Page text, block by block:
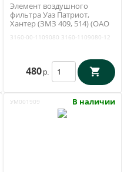
Элемент воздушного
фильтра Уаз Патриот,
Хантер (ЗМЗ 409, 514) (ОАО
00-1109080
3160-00-1109080 3160-1109080-12
480 р.
УМ001909 В наличии